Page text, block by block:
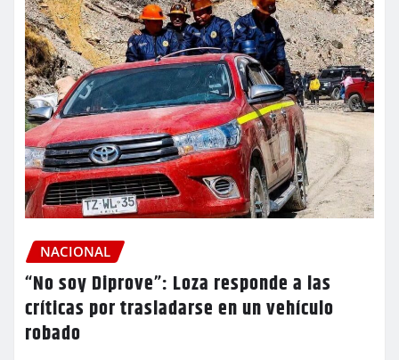
NACIONAL
“No soy Diprove”: Loza responde a las
críticas por trasladarse en un vehículo
robado